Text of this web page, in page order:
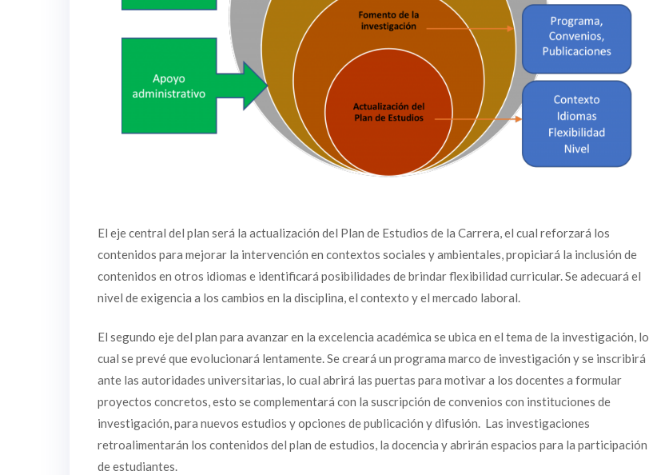
El eje central del plan será la actualización del Plan de Estudios de la Carrera, el cual reforzará los
contenidos para mejorar la intervención en contextos sociales y ambientales, propiciará la inclusión de
contenidos en otros idiomas e identificará posibilidades de brindar flexibilidad curricular. Se adecuará el
nivel de exigencia a los cambios en la disciplina, el contexto y el mercado laboral.
El segundo eje del plan para avanzar en la excelencia académica se ubica en el tema de la investigación, lo
cual se prevé que evolucionará lentamente. Se creará un programa marco de investigación y se inscribirá
ante las autoridades universitarias, lo cual abrirá las puertas para motivar a los docentes a formular
proyectos concretos, esto se complementará con la suscripción de convenios con instituciones de
investigación, para nuevos estudios y opciones de publicación y difusión. Las investigaciones
retroalimentarán los contenidos del plan de estudios, la docencia y abrirán espacios para la participación
de estudiantes.